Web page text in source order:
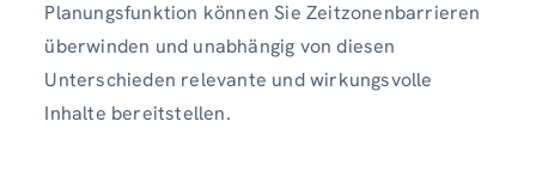
Planungsfunktion können Sie Zeitzonenbarrieren
überwinden und unabhängig von diesen
Unterschieden relevante und wirkungsvolle
Inhalte bereitstellen.